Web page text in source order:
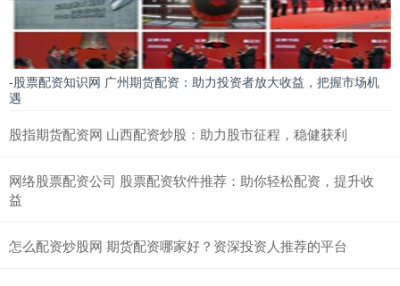
-股票配资知识网 广州期货配资：助力投资者放大收益，把握市场机
遇
股指期货配资网 山西配资炒股：助力股市征程，稳健获利
网络股票配资公司 股票配资软件推荐：助你轻松配资，提升收
益
怎么配资炒股网 期货配资哪家好？资深投资人推荐的平台